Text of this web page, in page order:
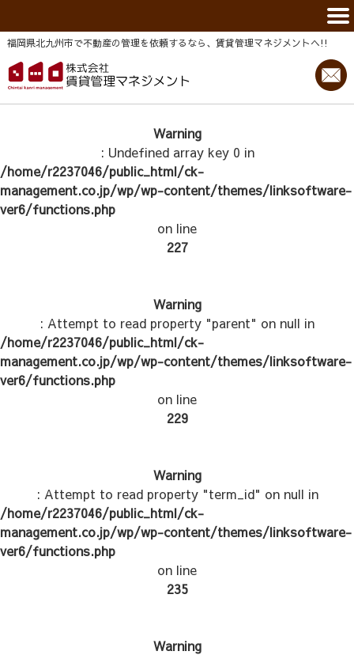
福岡県北九州市で不動産の管理を依頼するなら、賃貸管理マネジメントヘ!!
Warning
: Undefined array key 0 in
/home/r2237046/public_html/ck-
management.co.jp/wp/wp-content/themes/linksoftware-
ver6/functions.php
on line
227
Warning
: Attempt to read property "parent" on null in
/home/r2237046/public_html/ck-
management.co.jp/wp/wp-content/themes/linksoftware-
ver6/functions.php
on line
229
Warning
: Attempt to read property "term_id" on null in
/home/r2237046/public_html/ck-
management.co.jp/wp/wp-content/themes/linksoftware-
ver6/functions.php
on line
235
Warning